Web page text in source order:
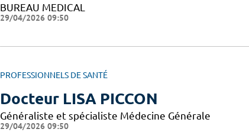
BUREAU MEDICAL
29/04/2026 09:50
PROFESSIONNELS DE SANTÉ
Docteur LISA PICCON
Généraliste et spécialiste Médecine Générale
29/04/2026 09:50